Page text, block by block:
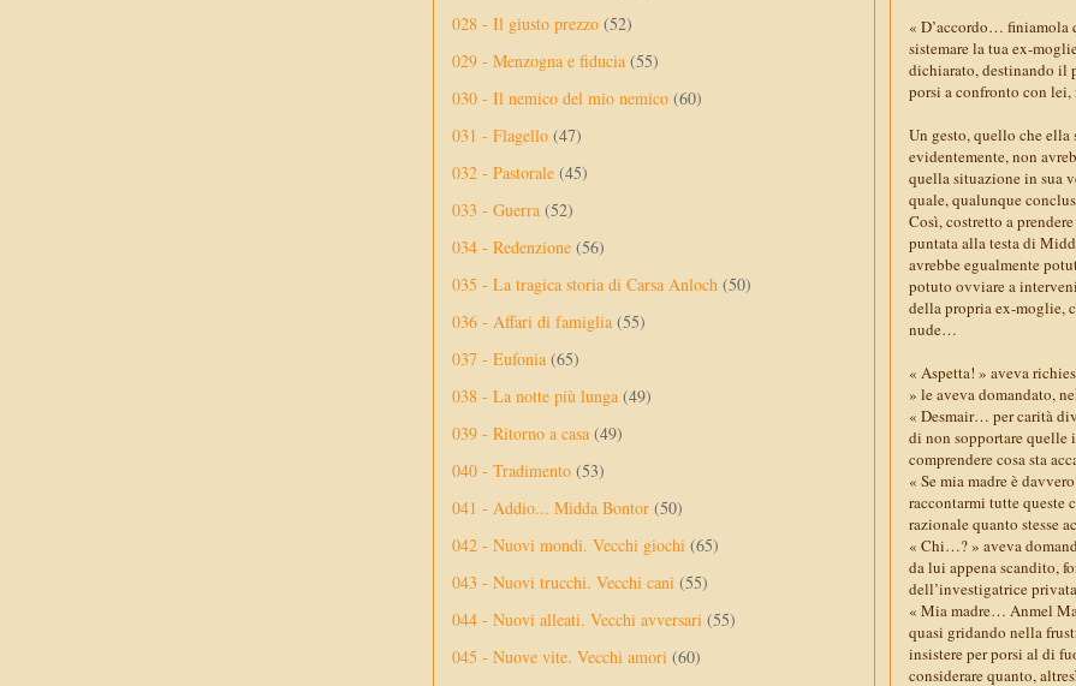
« D’accordo… finiamola
sistemare la tua ex-
dichiarato, destinando il
porsi a confronto con
Un gesto, quello che
evidentemente, non
quella situazione in sua
quale, qualunque
Così, costretto a
puntata alla testa di
avrebbe egualmente
potuto ovviare a
della propria ex-moglie,
nude…
« Aspetta! » aveva
» le aveva domandato,
« Desmair… per carità
di non sopportare quelle
comprendere cosa sta
« Se mia madre è
raccontarmi tutte queste
razionale quanto stesse
« Chi…? » aveva
da lui appena scandito,
dell’investigatrice
« Mia madre… Anmel
quasi gridando nella
insistere per porsi al di
considerare quanto,
028 - Il giusto prezzo (52)
029 - Menzogna e fiducia (55)
030 - Il nemico del mio nemico (60)
031 - Flagello (47)
032 - Pastorale (45)
033 - Guerra (52)
034 - Redenzione (56)
035 - La tragica storia di Carsa Anloch (50)
036 - Affari di famiglia (55)
037 - Eufonia (65)
038 - La notte più lunga (49)
039 - Ritorno a casa (49)
040 - Tradimento (53)
041 - Addio... Midda Bontor (50)
042 - Nuovi mondi. Vecchi giochi (65)
043 - Nuovi trucchi. Vecchi cani (55)
044 - Nuovi alleati. Vecchi avversari (55)
045 - Nuove vite. Vecchi amori (60)